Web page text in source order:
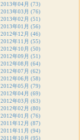
2013年04月 (73)
2013年03月 (76)
2013年02月 (51)
2013年01月 (56)
2012年12月 (46)
2012年11月 (55)
2012年10月 (50)
2012年09月 (51)
2012年08月 (64)
2012年07月 (62)
2012年06月 (58)
2012年05月 (79)
2012年04月 (69)
2012年03月 (63)
2012年02月 (80)
2012年01月 (76)
2011年12月 (87)
2011年11月 (94)
2011年10月 (95)